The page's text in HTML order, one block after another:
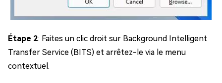
Étape 2: Faites un clic droit sur Background Intelligent
Transfer Service (BITS) et arrêtez-le via le menu
contextuel.